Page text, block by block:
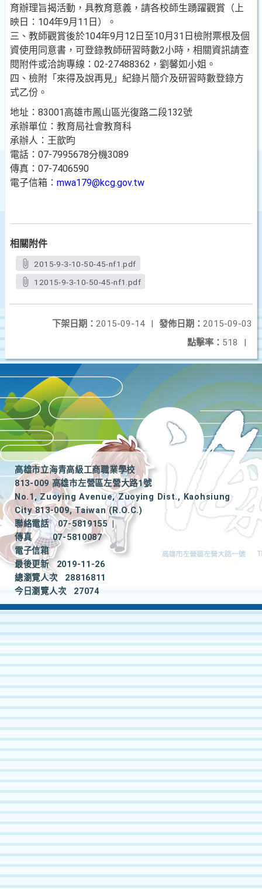
育辦理旨揭活動，具教育意義，請各校師生踴躍觀賞（上
映日：104年9月11日）。
三、教師觀賞後於104年9月12日至10月31日檢附票根及個
資使用同意書，可登錄教師研習時數2小時，相關資訊請查
閱附件或洽詢專線：02-27488362，劉馨如小姐。
四、檢附「來得及說再見」紀錄片簡介及研習時數登錄方
式乙份。
地址：83001高雄市鳳山區光復路二段132號
承辦單位：教育局社會教育科
承辦人：王歆昀
電話：07-7995678分機3089
傳真：07-7406590
電子信箱： mwa179@kcg.gov.tw
相關附件
2015-9-3-10-50-45-nf1.pdf
12015-9-3-10-50-45-nf1.pdf
發佈日期： 2015-09-03
下架日期： 2015-09-14
|
點擊率： 518 |
高雄市立海青高級工商職業學校
813-009 高雄市左營區左營大路1號
No.1, Zuoying Avenue, Zuoying Dist., Kaohsiung
City 813-009, Taiwan (R.O.C.)
聯絡電話
07-5819155
|
傳真
07-5810087
電子信箱
最後更新
2019-11-26
總瀏覽人次
28816811
今日瀏覽人次
27074